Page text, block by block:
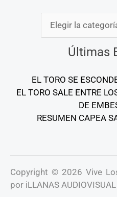
Últimas
EL TORO SE
EL TORO SALE ENTRE
DE
RESUMEN CAPEA
Copyright © 2026 Vive
por iLLANAS